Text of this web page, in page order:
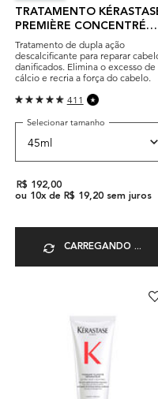
TRATAMENTO
PREMIÈRE CONCENTRÉ
DÉCALCIFIANT ULTRA-
RÉPARATEUR
Tratamento de dupla ação
descalcificante para reparar
danificados. Elimina o excesso de
cálcio e recria a força do cabelo.
411
Selecionar tamanho
R$ 192,00
ou 10x de R$ 19,20sem juros
CARREGANDO ...